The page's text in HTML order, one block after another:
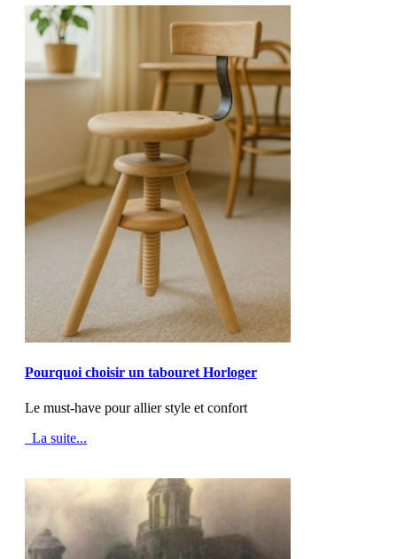
Pourquoi choisir un tabouret Horloger
Le must-have pour allier style et confort
La suite...